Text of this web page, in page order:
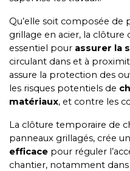
Qu’elle soit composée de
grillage en acier, la
essentiel pour assurer la
circulant dans et à
assure la protection des
les risques potentiels de
matériaux, et contre les
La clôture temporaire de
panneaux grillagés, crée
efficace pour réguler
chantier, notamment dans